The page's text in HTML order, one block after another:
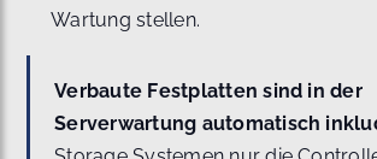
Wartung stellen.
Verbaute Festplatten sind in der
Serverwartung automatisch